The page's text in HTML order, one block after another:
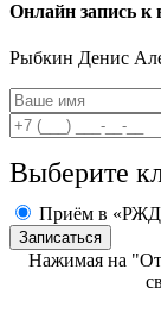
Онлайн запись к
Рыбкин Денис
Выберите
Приём в
Нажимая на